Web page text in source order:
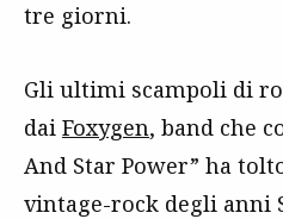
tre giorni.
Gli ultimi scampoli di
dai Foxygen, band che
And Star Power” ha
vintage-rock degli anni